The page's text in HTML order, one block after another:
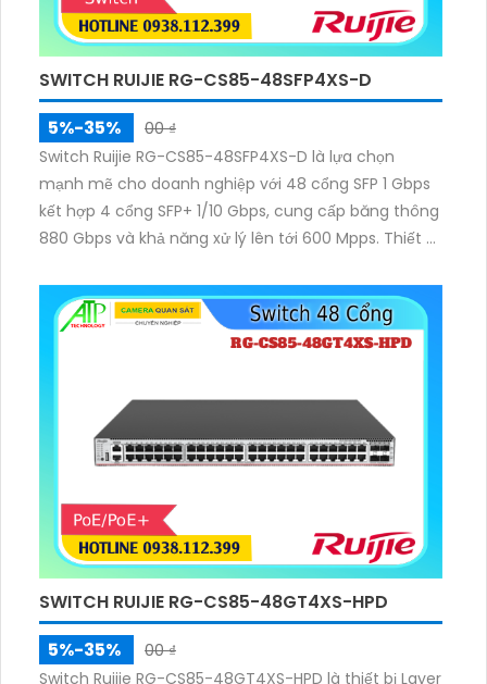
SWITCH RUIJIE RG-CS85-48SFP4XS-D
5%-35%
00 ₫
Switch Ruijie RG-CS85-48SFP4XS-D là lựa chọn
mạnh mẽ cho doanh nghiệp với 48 cổng SFP 1 Gbps
kết hợp 4 cổng SFP+ 1/10 Gbps, cung cấp băng thông
880 Gbps và khả năng xử lý lên tới 600 Mpps. Thiết bị
lý linh hoạt qua Console, MGMT và USB 3.0, cùng
nguồn hot-swappable 150 W.
SWITCH RUIJIE RG-CS85-48GT4XS-HPD
5%-35%
00 ₫
Switch Ruijie RG-CS85-48GT4XS-HPD là thiết bị Layer